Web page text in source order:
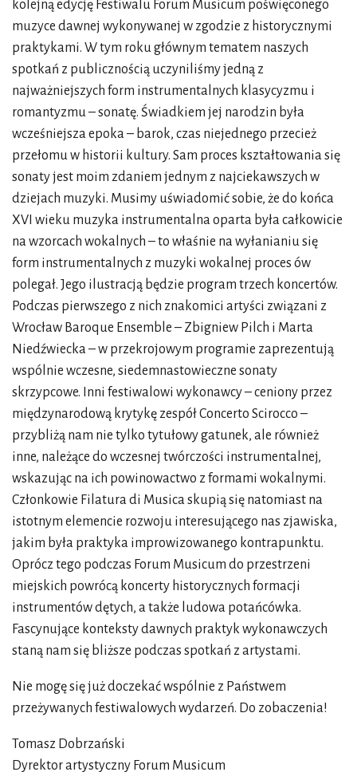
kolejną edycję Festiwalu Forum Musicum poświęconego
muzyce dawnej wykonywanej w zgodzie z historycznymi
praktykami. W tym roku głównym tematem naszych
spotkań z publicznością uczyniliśmy jedną z
najważniejszych form instrumentalnych klasycyzmu i
romantyzmu – sonatę. Świadkiem jej narodzin była
wcześniejsza epoka – barok, czas niejednego przecież
przełomu w historii kultury. Sam proces kształtowania się
sonaty jest moim zdaniem jednym z najciekawszych w
dziejach muzyki. Musimy uświadomić sobie, że do końca
XVI wieku muzyka instrumentalna oparta była całkowicie
na wzorcach wokalnych – to właśnie na wyłanianiu się
form instrumentalnych z muzyki wokalnej proces ów
polegał. Jego ilustracją będzie program trzech koncertów.
Podczas pierwszego z nich znakomici artyści związani z
Wrocław Baroque Ensemble – Zbigniew Pilch i Marta
Niedźwiecka – w przekrojowym programie zaprezentują
wspólnie wczesne, siedemnastowieczne sonaty
skrzypcowe. Inni festiwalowi wykonawcy – ceniony przez
międzynarodową krytykę zespół Concerto Scirocco –
przybliżą nam nie tylko tytułowy gatunek, ale również
inne, należące do wczesnej twórczości instrumentalnej,
wskazując na ich powinowactwo z formami wokalnymi.
Członkowie Filatura di Musica skupią się natomiast na
istotnym elemencie rozwoju interesującego nas zjawiska,
jakim była praktyka improwizowanego kontrapunktu.
Oprócz tego podczas Forum Musicum do przestrzeni
miejskich powrócą koncerty historycznych formacji
instrumentów dętych, a także ludowa potańcówka.
Fascynujące konteksty dawnych praktyk wykonawczych
staną nam się bliższe podczas spotkań z artystami.
Nie mogę się już doczekać wspólnie z Państwem
przeżywanych festiwalowych wydarzeń. Do zobaczenia!
Tomasz Dobrzański
Dyrektor artystyczny Forum Musicum